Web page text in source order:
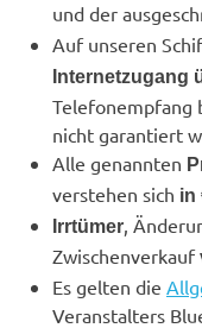
und der
Auf unseren
Internetzugang
Telefonempfang
nicht garantiert
Alle genannten
verstehen sich in
Irrtümer,
Zwischenverkauf
Es gelten die
Veranstalters